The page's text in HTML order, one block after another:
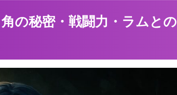
の秘密・戦闘力・ラムとの